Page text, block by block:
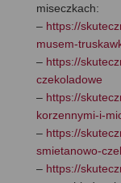
miseczkach:
– https://
musem-
– https://
czekoladowe
– https://
korzennymi-i-
– https://
smietanowo-
– https://